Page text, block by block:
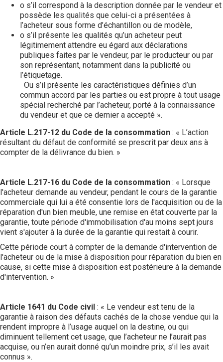
o s’il correspond à la description donnée par le vendeur et
possède les qualités que celui-ci a présentées à
l’acheteur sous forme d’échantillon ou de modèle,
o s’il présente les qualités qu’un acheteur peut
légitimement attendre eu égard aux déclarations
publiques faites par le vendeur, par le producteur ou par
son représentant, notamment dans la publicité ou
l’étiquetage.
Ou s’il présente les caractéristiques définies d’un
commun accord par les parties ou est propre à tout usage
spécial recherché par l’acheteur, porté à la connaissance
du vendeur et que ce dernier a accepté ».
Article L.217-12 du Code de la consommation : « L’action
résultant du défaut de conformité se prescrit par deux ans à
compter de la délivrance du bien. »
Article L.217-16 du Code de la consommation : « Lorsque
l'acheteur demande au vendeur, pendant le cours de la garantie
commerciale qui lui a été consentie lors de l'acquisition ou de la
réparation d'un bien meuble, une remise en état couverte par la
garantie, toute période d'immobilisation d'au moins sept jours
vient s'ajouter à la durée de la garantie qui restait à courir.
Cette période court à compter de la demande d'intervention de
l'acheteur ou de la mise à disposition pour réparation du bien en
cause, si cette mise à disposition est postérieure à la demande
d'intervention. »
Article 1641 du Code civil : « Le vendeur est tenu de la
garantie à raison des défauts cachés de la chose vendue qui la
rendent impropre à l’usage auquel on la destine, ou qui
diminuent tellement cet usage, que l’acheteur ne l’aurait pas
acquise, ou n’en aurait donné qu’un moindre prix, s’il les avait
connus ».